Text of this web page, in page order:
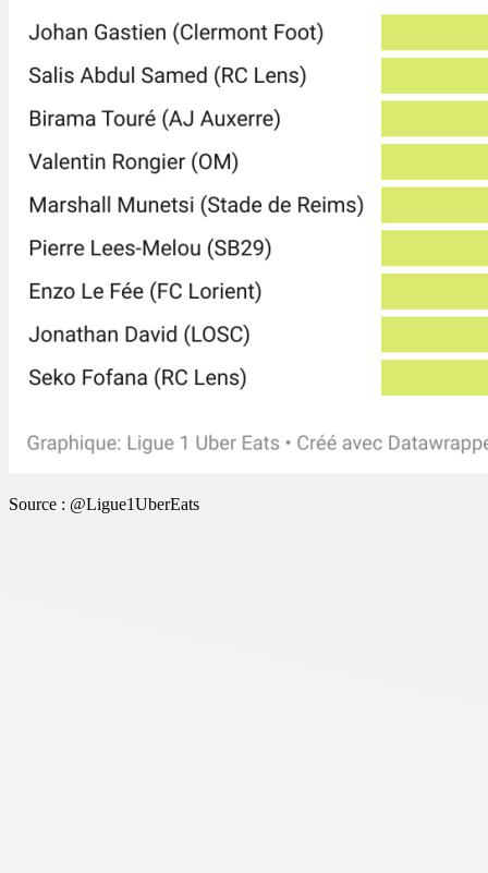
Source : @Ligue1UberEats